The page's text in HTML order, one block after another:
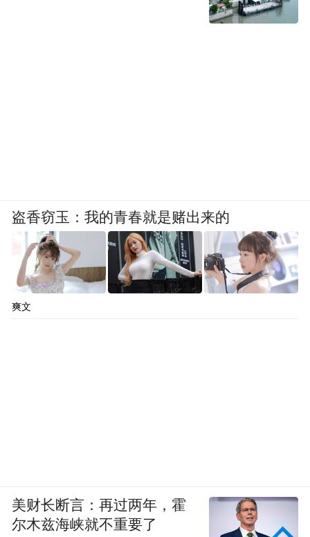
盗香窃玉：我的青春就是赌出来的
爽文
美财长断言：再过两年，霍
尔木兹海峡就不重要了